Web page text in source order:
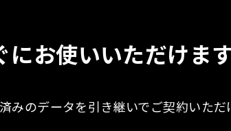
にお使いいただけます
みのデータを引き継いでご契約いただ